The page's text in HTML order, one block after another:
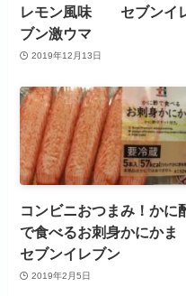
レモン風味 セブンイ
ブン激ウマ
2019年12月13日
コンビニおつまみ！かに
で食べるお刺身かにかま
セブンイレブン
2019年2月5日